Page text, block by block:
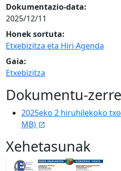
Dokumentazio-data:
2025/12/11
Honek sortuta:
Etxebizitza eta Hiri Agenda
Gaia:
Etxebizitza
Dokumentu-
2025eko 2 hiruhilekoko
MB)
Xehetasunak